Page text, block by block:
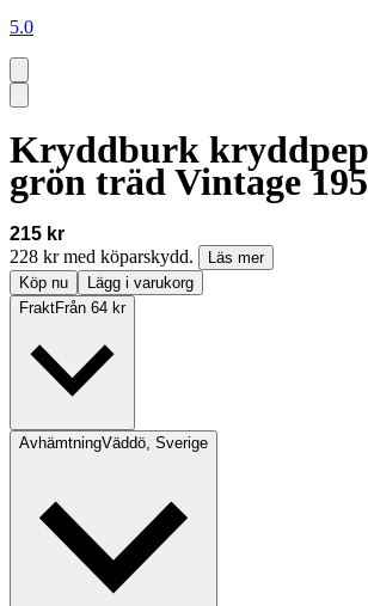
5.0
Kryddburk
grön träd Vintage
215 kr
228 kr med köparskydd.
Läs mer
Köp nu
Lägg i varukorg
FraktFrån 64 kr
AvhämtningVäddö, Sverige